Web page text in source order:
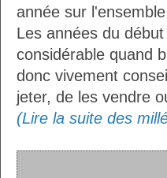
année sur
Les années du
considérable quand
donc vivement
jeter, de les vendre
(Lire la suite des